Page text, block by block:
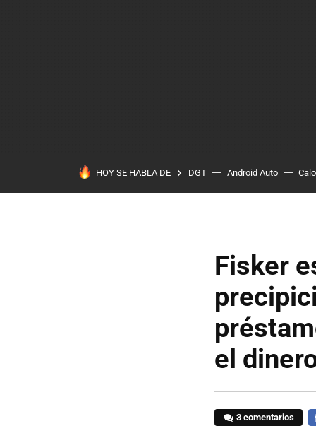
HOY SE HABLA DE DGT Android Auto
Fisker
el
3 comentarios